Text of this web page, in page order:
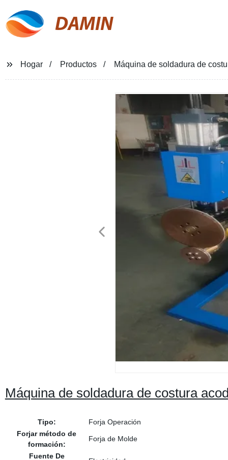
DAMIN
Hogar Productos Máquina de soldadura de
Máquina de soldadura de costura
Tipo:
Forja Operación
Forjar método de
formación:
Forja de Molde
Fuente De